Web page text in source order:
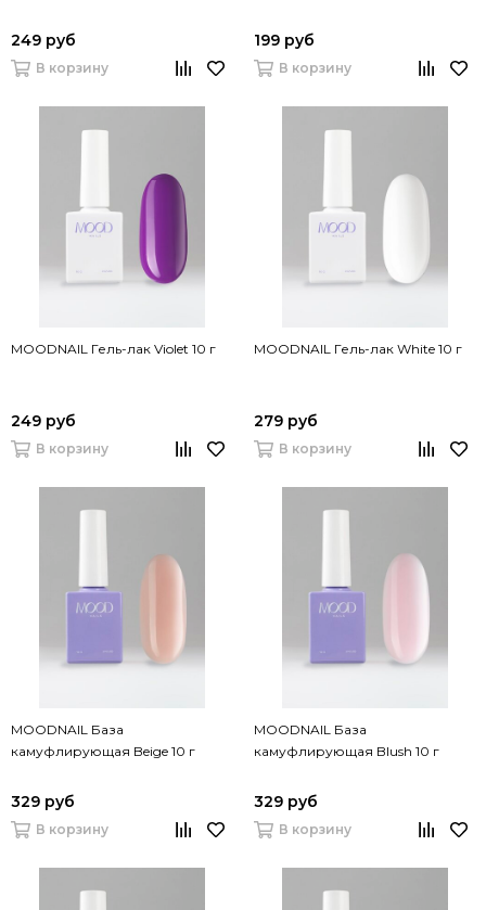
249 руб
В корзину
199 руб
В корзину
MOODNAIL Гель-лак Violet 10 г
249 руб
В корзину
MOODNAIL Гель-лак White 10 г
279 руб
В корзину
MOODNAIL База
камуфлирующая Beige 10 г
329 руб
В корзину
MOODNAIL База
камуфлирующая Blush 10 г
329 руб
В корзину